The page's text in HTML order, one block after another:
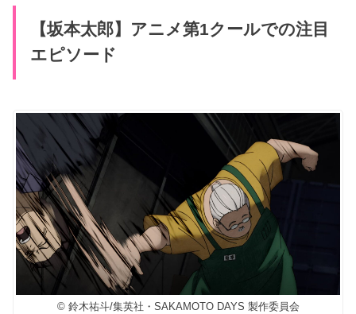
【坂本太郎】アニメ第1クールでの注目
エピソード
© 鈴木祐斗/集英社・SAKAMOTO DAYS 製作委員会